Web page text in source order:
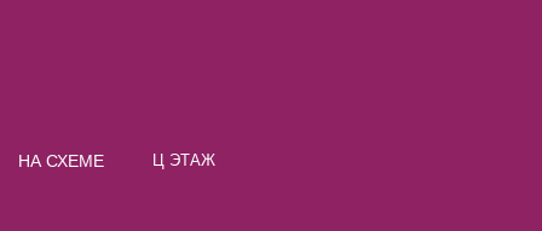
НА СХЕМЕ Ц ЭТАЖ